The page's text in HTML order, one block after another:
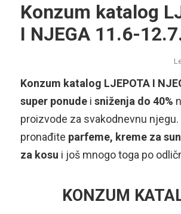
Konzum katalog
I NJEGA 11.6-
Konzum katalog LJEPOTA I
super ponudei sniženja do 40%
proizvode za svakodnevnu njegu.
pronađite parfeme, kreme za
za kosu i još mnogo toga po
KONZUM